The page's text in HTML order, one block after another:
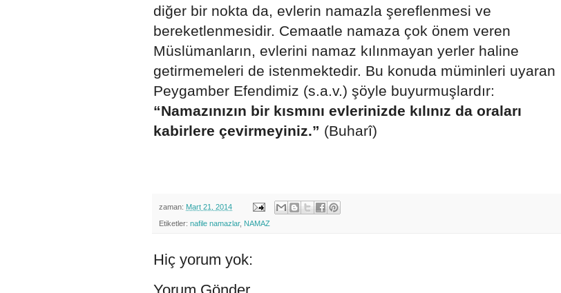
diğer bir nokta da, evlerin namazla şereflenmesi ve
bereketlenmesidir. Cemaatle namaza çok önem veren
Müslümanların, evlerini namaz kılınmayan yerler haline
getirmemeleri de istenmektedir. Bu konuda müminleri uyaran
Peygamber Efendimiz (s.a.v.) şöyle buyurmuşlardır:
“Namazınızın bir kısmını evlerinizde kılınız da oraları
kabirlere çevirmeyiniz.” (Buharî)
zaman: Mart 21, 2014
Etiketler: nafile namazlar, NAMAZ
Hiç yorum yok: